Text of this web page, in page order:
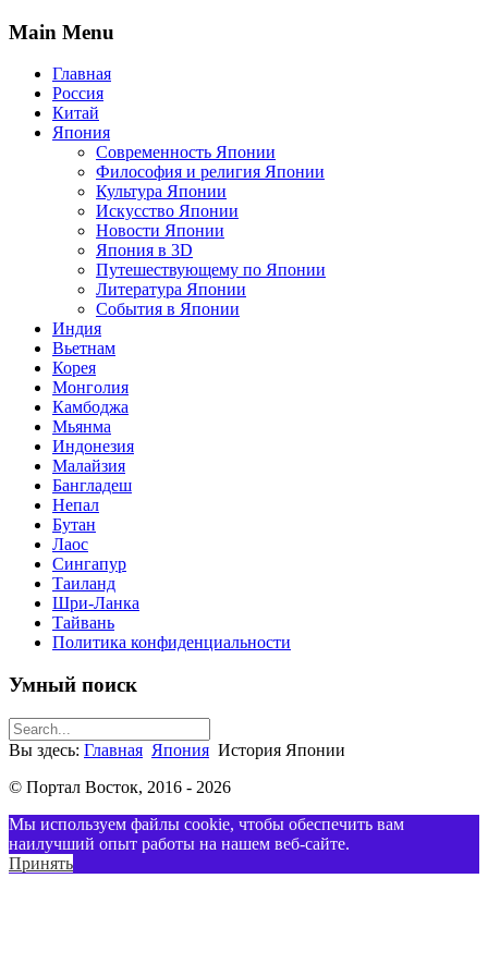
Main Menu
Главная
Россия
Китай
Япония
Современность Японии
Философия и религия Японии
Культура Японии
Искусство Японии
Новости Японии
Япония в 3D
Путешествующему по Японии
Литература Японии
События в Японии
Индия
Вьетнам
Корея
Монголия
Камбоджа
Мьянма
Индонезия
Малайзия
Бангладеш
Непал
Бутан
Лаос
Сингапур
Таиланд
Шри-Ланка
Тайвань
Политика конфиденциальности
Умный поиск
Вы здесь: Главная Япония История Японии
© Портал Восток, 2016 - 2026
Мы используем файлы cookie, чтобы обеспечить вам
наилучший опыт работы на нашем веб-сайте.
Принять